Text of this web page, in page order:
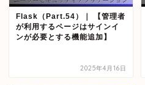
Flask（Part.54）｜ 【管理者
が利用するページはサインイ
ンが必要とする機能追加】
2025年4月16日